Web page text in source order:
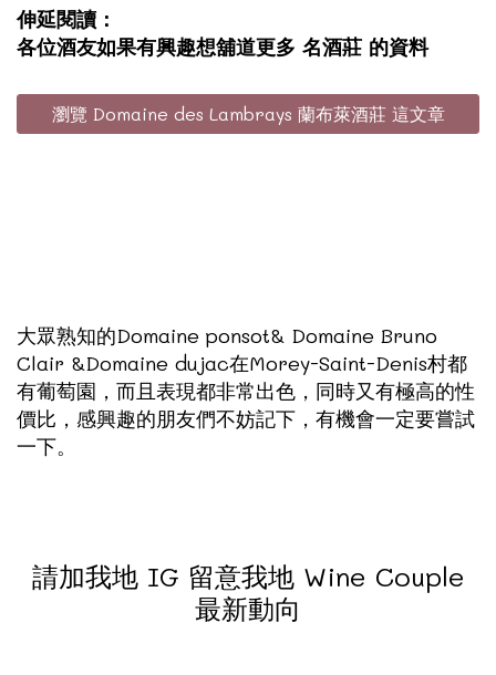
伸延閱讀：
各位酒友如果有興趣想舖道更多 名酒莊 的資料
瀏覽 Domaine des Lambrays 蘭布萊酒莊 這文章
大眾熟知的Domaine ponsot& Domaine Bruno
Clair &Domaine dujac在Morey-Saint-Denis村都
有葡萄園，而且表現都非常出色，同時又有極高的性
價比，感興趣的朋友們不妨記下，有機會一定要嘗試
一下。
請加我地 IG 留意我地 Wine Couple
最新動向